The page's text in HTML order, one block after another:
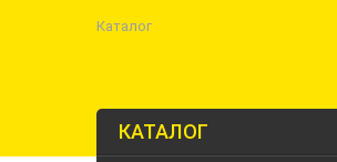
Каталог
КАТАЛОГ